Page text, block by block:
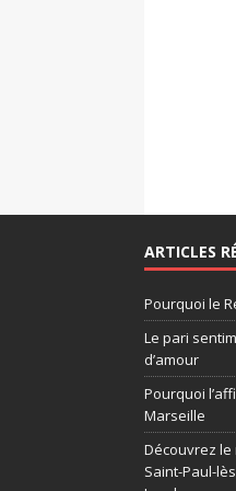
ARTICLES
Pourquoi le
Le pari
d’amour
Pourquoi
Marseille
Découvrez le
Saint-Paul-